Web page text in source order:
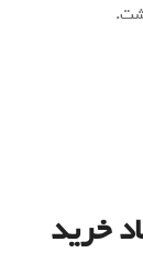
خرید